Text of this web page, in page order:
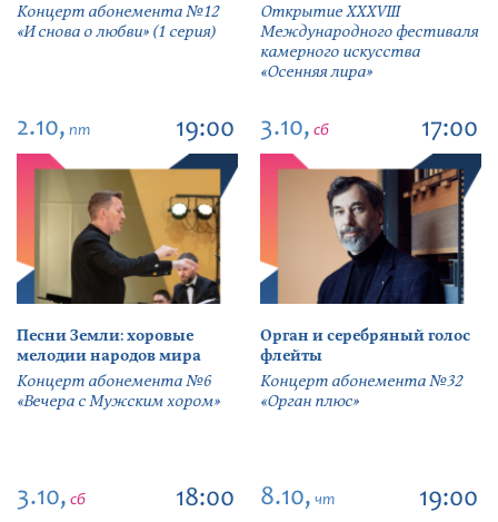
Концерт абонемента №12
«И снова о любви» (1 серия)
Открытие ХХХVIII
Международного фестиваля
камерного искусства
«Осенняя лира»
2.10, пт 19:00
Песни Земли: хоровые
мелодии народов мира
Концерт абонемента №6
«Вечера с Мужским хором»
3.10, сб 17:00
Орган и серебряный голос
флейты
Концерт абонемента №32
«Орган плюс»
3.10, сб 18:00 8.10, чт 19:00